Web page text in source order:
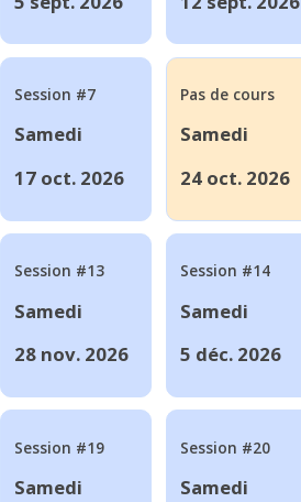
Session #7
Samedi
17 oct. 2026
Pas de cours
Samedi
24 oct. 2026
Session #13
Samedi
28 nov. 2026
Session #14
Samedi
5 déc. 2026
Session #19
Samedi
Session #20
Samedi